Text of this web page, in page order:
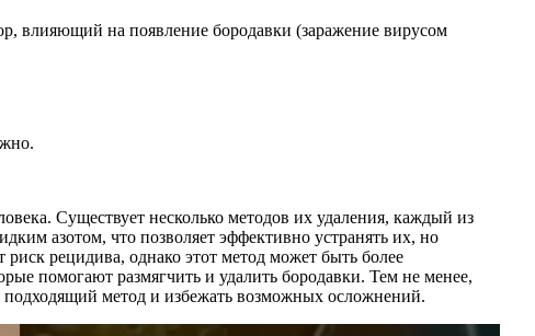
влияющий на появление бородавки (заражение вирусом
Существует несколько методов их удаления, каждый из
азотом, что позволяет эффективно устранять их, но
рецидива, однако этот метод может быть более
помогают размягчить и удалить бородавки. Тем не менее,
подходящий метод и избежать возможных осложнений.